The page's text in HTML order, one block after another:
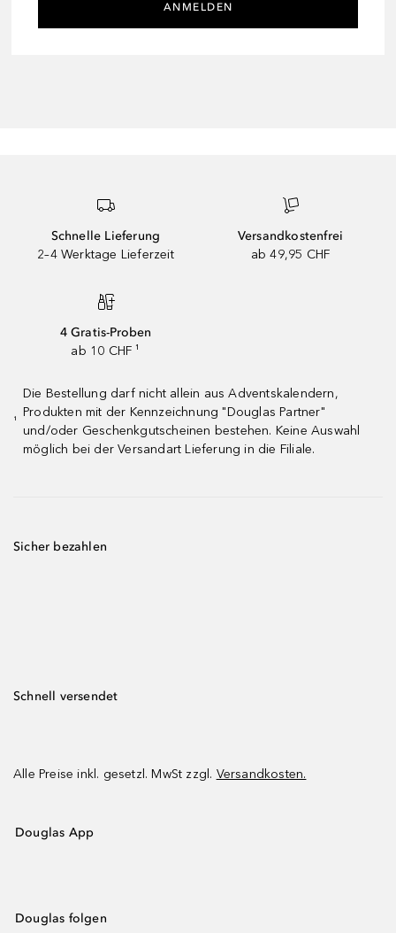
ANMELDEN
Schnelle Lieferung
2–4 Werktage Lieferzeit
Versandkostenfrei
ab 49,95 CHF
4 Gratis-Proben
ab 10 CHF ¹
¹
Die Bestellung darf nicht allein aus Adventskalendern,
Produkten mit der Kennzeichnung "Douglas Partner"
und/oder Geschenkgutscheinen bestehen. Keine Auswahl
möglich bei der Versandart Lieferung in die Filiale.
Sicher bezahlen
Schnell versendet
Alle Preise inkl. gesetzl. MwSt zzgl. Versandkosten.
Douglas App
Douglas folgen